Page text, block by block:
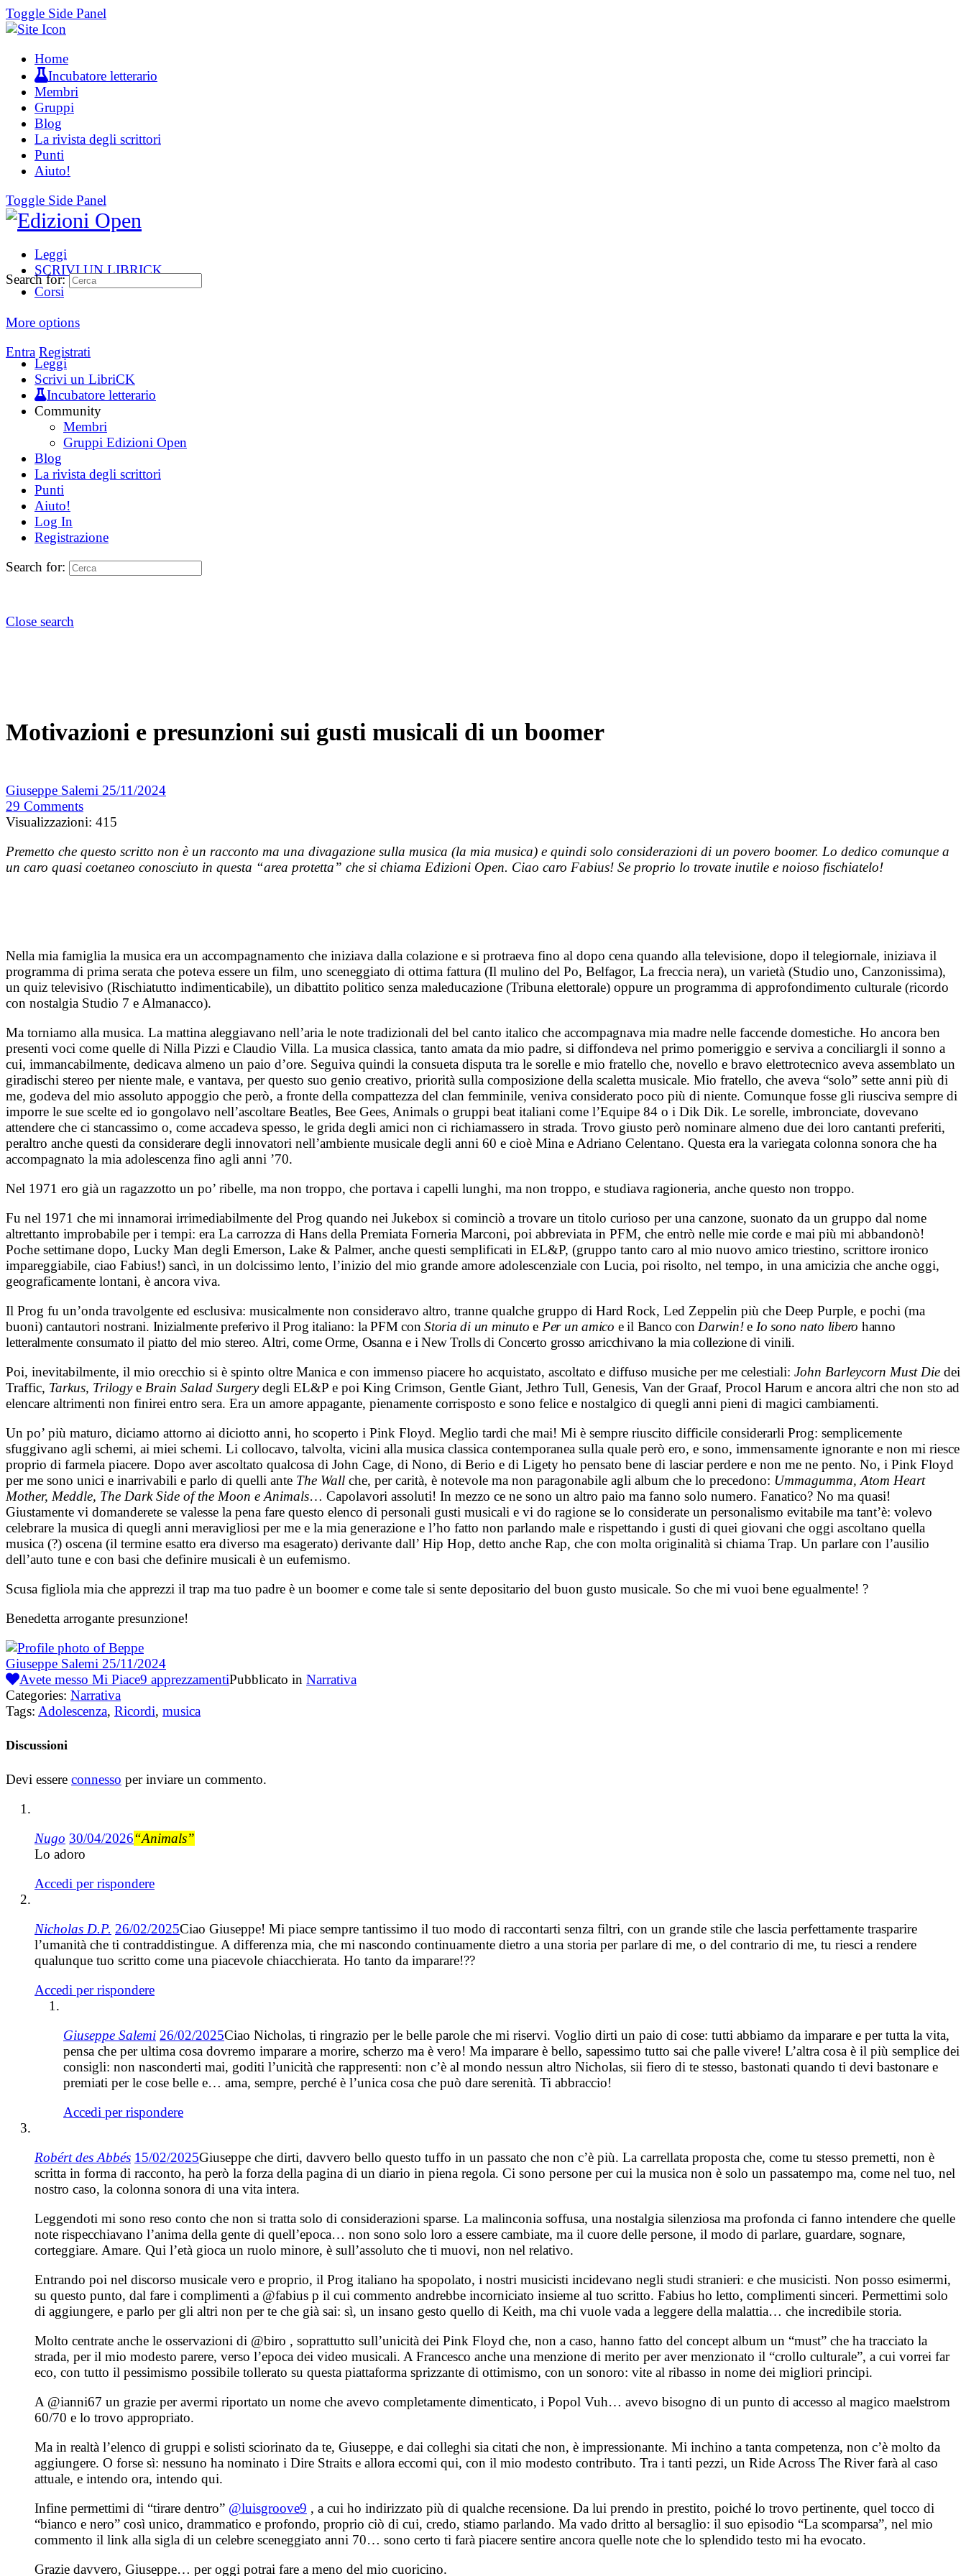
Toggle Side Panel
Home
Incubatore letterario
Membri
Gruppi
Blog
La rivista degli scrittori
Punti
Aiuto!
Toggle Side Panel
Leggi
SCRIVI UN LIBRICK
Corsi
More options
Entra Registrati
Search for:
Leggi
Scrivi un LibriCK
Incubatore letterario
Community
Membri
Gruppi Edizioni Open
Blog
La rivista degli scrittori
Punti
Aiuto!
Log In
Registrazione
Search for:
Close search
Motivazioni e presunzioni sui gusti musicali di un boomer
Giuseppe Salemi 25/11/2024
29 Comments
Visualizzazioni: 415
Premetto che questo scritto non è un racconto ma una divagazione sulla musica (la mia musica) e quindi solo considerazioni di un povero boomer. Lo dedico comunque a
un caro quasi coetaneo conosciuto in questa “area protetta” che si chiama Edizioni Open. Ciao caro Fabius! Se proprio lo trovate inutile e noioso fischiatelo!
Nella mia famiglia la musica era un accompagnamento che iniziava dalla colazione e si protraeva fino al dopo cena quando alla televisione, dopo il telegiornale, iniziava il
programma di prima serata che poteva essere un film, uno sceneggiato di ottima fattura (Il mulino del Po, Belfagor, La freccia nera), un varietà (Studio uno, Canzonissima),
un quiz televisivo (Rischiatutto indimenticabile), un dibattito politico senza maleducazione (Tribuna elettorale) oppure un programma di approfondimento culturale (ricordo
con nostalgia Studio 7 e Almanacco).
Ma torniamo alla musica. La mattina aleggiavano nell’aria le note tradizionali del bel canto italico che accompagnava mia madre nelle faccende domestiche. Ho ancora ben
presenti voci come quelle di Nilla Pizzi e Claudio Villa. La musica classica, tanto amata da mio padre, si diffondeva nel primo pomeriggio e serviva a conciliargli il sonno a
cui, immancabilmente, dedicava almeno un paio d’ore. Seguiva quindi la consueta disputa tra le sorelle e mio fratello che, novello e bravo elettrotecnico aveva assemblato un
giradischi stereo per niente male, e vantava, per questo suo genio creativo, priorità sulla composizione della scaletta musicale. Mio fratello, che aveva “solo” sette anni più di
me, godeva del mio assoluto appoggio che però, a fronte della compattezza del clan femminile, veniva considerato poco più di niente. Comunque fosse gli riusciva sempre di
imporre le sue scelte ed io gongolavo nell’ascoltare Beatles, Bee Gees, Animals o gruppi beat italiani come l’Equipe 84 o i Dik Dik. Le sorelle, imbronciate, dovevano
attendere che ci stancassimo o, come accadeva spesso, le grida degli amici non ci richiamassero in strada. Trovo giusto però nominare almeno due dei loro cantanti preferiti,
peraltro anche questi da considerare degli innovatori nell’ambiente musicale degli anni 60 e cioè Mina e Adriano Celentano. Questa era la variegata colonna sonora che ha
accompagnato la mia adolescenza fino agli anni ’70.
Nel 1971 ero già un ragazzotto un po’ ribelle, ma non troppo, che portava i capelli lunghi, ma non troppo, e studiava ragioneria, anche questo non troppo.
Fu nel 1971 che mi innamorai irrimediabilmente del Prog quando nei Jukebox si cominciò a trovare un titolo curioso per una canzone, suonato da un gruppo dal nome
altrettanto improbabile per i tempi: era La carrozza di Hans della Premiata Forneria Marconi, poi abbreviata in PFM, che entrò nelle mie corde e mai più mi abbandonò!
Poche settimane dopo, Lucky Man degli Emerson, Lake & Palmer, anche questi semplificati in EL&P, (gruppo tanto caro al mio nuovo amico triestino, scrittore ironico
impareggiabile, ciao Fabius!) sancì, in un dolcissimo lento, l’inizio del mio grande amore adolescenziale con Lucia, poi risolto, nel tempo, in una amicizia che anche oggi,
geograficamente lontani, è ancora viva.
Il Prog fu un’onda travolgente ed esclusiva: musicalmente non consideravo altro, tranne qualche gruppo di Hard Rock, Led Zeppelin più che Deep Purple, e pochi (ma
buoni) cantautori nostrani. Inizialmente preferivo il Prog italiano: la PFM conStoria di un minuto e Per un amico e il Banco conDarwin!e Io sono nato libero hanno
letteralmente consumato il piatto del mio stereo. Altri, come Orme, Osanna e i New Trolls di Concerto grosso arricchivano la mia collezione di vinili.
Poi, inevitabilmente, il mio orecchio si è spinto oltre Manica e con immenso piacere ho acquistato, ascoltato e diffuso musiche per me celestiali: John Barleycorn Must Die dei
Traffic, Tarkus, Trilogye Brain Salad Surgerydegli EL&P e poi King Crimson, Gentle Giant, Jethro Tull, Genesis, Van der Graaf, Procol Harum e ancora altri che non sto ad
elencare altrimenti non finirei entro sera. Era un amore appagante, pienamente corrisposto e sono felice e nostalgico di quegli anni pieni di magici cambiamenti.
Un po’ più maturo, diciamo attorno ai diciotto anni, ho scoperto i Pink Floyd. Meglio tardi che mai! Mi è sempre riuscito difficile considerarli Prog: semplicemente
sfuggivano agli schemi, ai miei schemi. Li collocavo, talvolta, vicini alla musica classica contemporanea sulla quale però ero, e sono, immensamente ignorante e non mi riesce
proprio di farmela piacere. Dopo aver ascoltato qualcosa di John Cage, di Nono, di Berio e di Ligety ho pensato bene di lasciar perdere e non me ne pento. No, i Pink Floyd
per me sono unici e inarrivabili e parlo di quelli ante The Wall che, per carità, è notevole ma non paragonabile agli album che lo precedono: Ummagumma, Atom Heart
Mother, Meddle, The Dark Side of the Moon e Animals… Capolavori assoluti! In mezzo ce ne sono un altro paio ma fanno solo numero. Fanatico? No ma quasi!
Giustamente vi domanderete se valesse la pena fare questo elenco di personali gusti musicali e vi do ragione se lo considerate un personalismo evitabile ma tant’è: volevo
celebrare la musica di quegli anni meravigliosi per me e la mia generazione e l’ho fatto non parlando male e rispettando i gusti di quei giovani che oggi ascoltano quella
musica (?) oscena (il termine esatto era diverso ma esagerato) derivante dall’ Hip Hop, detto anche Rap, che con molta originalità si chiama Trap. Un parlare con l’ausilio
dell’auto tune e con basi che definire musicali è un eufemismo.
Scusa figliola mia che apprezzi il trap ma tuo padre è un boomer e come tale si sente depositario del buon gusto musicale. So che mi vuoi bene egualmente! ?
Benedetta arrogante presunzione!
Giuseppe Salemi 25/11/2024
Avete messo Mi Piace9 apprezzamentiPubblicato in Narrativa
Categories: Narrativa
Tags: Adolescenza, Ricordi, musica
Discussioni
Devi essere connesso per inviare un commento.
Nugo 30/04/2026“Animals”
Lo adoro
Accedi per rispondere
Nicholas D.P. 26/02/2025Ciao Giuseppe! Mi piace sempre tantissimo il tuo modo di raccontarti senza filtri, con un grande stile che lascia perfettamente trasparire
l’umanità che ti contraddistingue. A differenza mia, che mi nascondo continuamente dietro a una storia per parlare di me, o del contrario di me, tu riesci a rendere
qualunque tuo scritto come una piacevole chiacchierata. Ho tanto da imparare!??
Accedi per rispondere
Giuseppe Salemi 26/02/2025Ciao Nicholas, ti ringrazio per le belle parole che mi riservi. Voglio dirti un paio di cose: tutti abbiamo da imparare e per tutta la vita,
pensa che per ultima cosa dovremo imparare a morire, scherzo ma è vero! Ma imparare è bello, sapessimo tutto sai che palle vivere! L’altra cosa è il più semplice dei
consigli: non nasconderti mai, goditi l’unicità che rappresenti: non c’è al mondo nessun altro Nicholas, sii fiero di te stesso, bastonati quando ti devi bastonare e
premiati per le cose belle e… ama, sempre, perché è l’unica cosa che può dare serenità. Ti abbraccio!
Accedi per rispondere
Robért des Abbés 15/02/2025Giuseppe che dirti, davvero bello questo tuffo in un passato che non c’è più. La carrellata proposta che, come tu stesso premetti, non è
scritta in forma di racconto, ha però la forza della pagina di un diario in piena regola. Ci sono persone per cui la musica non è solo un passatempo ma, come nel tuo, nel
nostro caso, la colonna sonora di una vita intera.
Leggendoti mi sono reso conto che non si tratta solo di considerazioni sparse. La malinconia soffusa, una nostalgia silenziosa ma profonda ci fanno intendere che quelle
note rispecchiavano l’anima della gente di quell’epoca… non sono solo loro a essere cambiate, ma il cuore delle persone, il modo di parlare, guardare, sognare,
corteggiare. Amare. Qui l’età gioca un ruolo minore, è sull’assoluto che ti muovi, non nel relativo.
Entrando poi nel discorso musicale vero e proprio, il Prog italiano ha spopolato, i nostri musicisti incidevano negli studi stranieri: e che musicisti. Non posso esimermi,
su questo punto, dal fare i complimenti a @fabius p il cui commento andrebbe incorniciato insieme al tuo scritto. Fabius ho letto, complimenti sinceri. Permettimi solo
di aggiungere, e parlo per gli altri non per te che già sai: sì, un insano gesto quello di Keith, ma chi vuole vada a leggere della malattia… che incredibile storia.
Molto centrate anche le osservazioni di @biro , soprattutto sull’unicità dei Pink Floyd che, non a caso, hanno fatto del concept album un “must” che ha tracciato la
strada, per il mio modesto parere, verso l’epoca dei video musicali. A Francesco anche una menzione di merito per aver menzionato il “crollo culturale”, a cui vorrei far
eco, con tutto il pessimismo possibile tollerato su questa piattaforma sprizzante di ottimismo, con un sonoro: vite al ribasso in nome dei migliori principi.
A @ianni67 un grazie per avermi riportato un nome che avevo completamente dimenticato, i Popol Vuh… avevo bisogno di un punto di accesso al magico maelstrom
60/70 e lo trovo appropriato.
Ma in realtà l’elenco di gruppi e solisti sciorinato da te, Giuseppe, e dai colleghi sia citati che non, è impressionante. Mi inchino a tanta competenza, non c’è molto da
aggiungere. O forse sì: nessuno ha nominato i Dire Straits e allora eccomi qui, con il mio modesto contributo. Tra i tanti pezzi, un Ride Across The River farà al caso
attuale, e intendo ora, intendo qui.
Infine permettimi di “tirare dentro” @luisgroove9 , a cui ho indirizzato più di qualche recensione. Da lui prendo in prestito, poiché lo trovo pertinente, quel tocco di
“bianco e nero” così unico, drammatico e profondo, proprio ciò di cui, credo, stiamo parlando. Ma vado dritto al bersaglio: il suo episodio “La scomparsa”, nel mio
commento il link alla sigla di un celebre sceneggiato anni 70… sono certo ti farà piacere sentire ancora quelle note che lo splendido testo mi ha evocato.
Grazie davvero, Giuseppe… per oggi potrai fare a meno del mio cuoricino.